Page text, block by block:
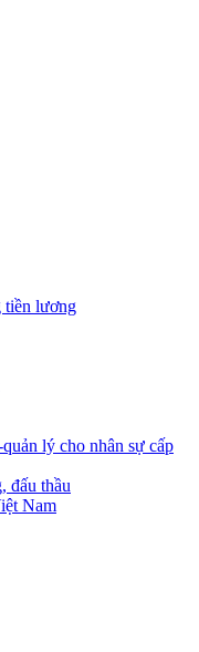
tiền lương
lý cho nhân sự cấp
đấu thầu
Nam